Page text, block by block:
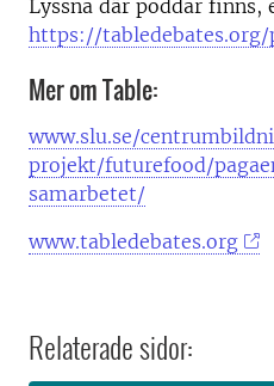
Lyssna där poddar finns,
https://tabledebates.org/
Mer om Table:
www.slu.se/
projekt/futurefood/
samarbetet/
www.tabledebates.org
Relaterade sidor: